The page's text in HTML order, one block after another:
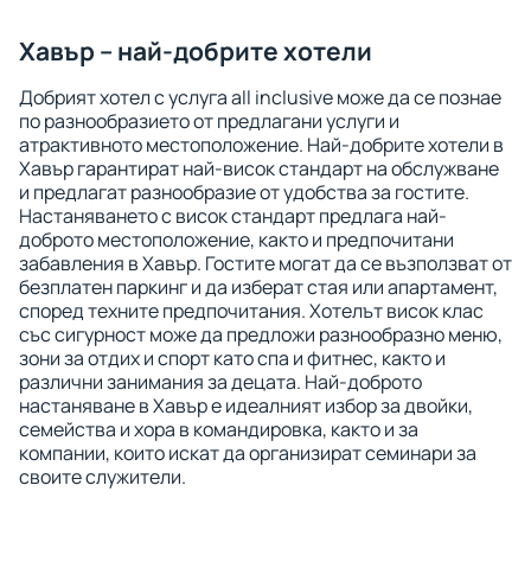
Хавър – най-добрите хотели
Добрият хотел с услуга all inclusive може да се познае
по разнообразието от предлагани услуги и
атрактивното местоположение. Най-добрите хотели в
Хавър гарантират най-висок стандарт на обслужване
и предлагат разнообразие от удобства за гостите.
Настаняването с висок стандарт предлага най-
доброто местоположение, както и предпочитани
забавления в Хавър. Гостите могат да се възползват от
безплатен паркинг и да изберат стая или апартамент,
според техните предпочитания. Хотелът висок клас
със сигурност може да предложи разнообразно меню,
зони за отдих и спорт като спа и фитнес, както и
различни занимания за децата. Най-доброто
настаняване в Хавър е идеалният избор за двойки,
семейства и хора в командировка, както и за
компании, които искат да организират семинари за
своите служители.